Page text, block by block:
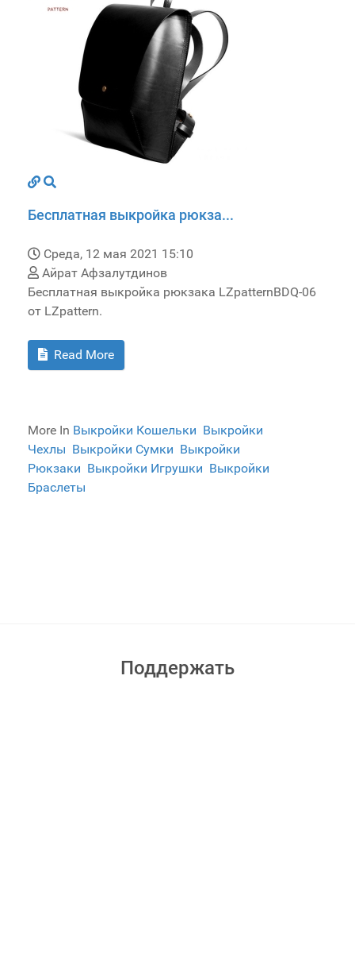
Бесплатная выкройка рюкза...
Среда, 12 мая 2021 15:10
Айрат Афзалутдинов
Бесплатная выкройка рюкзака LZpatternBDQ-06
от LZpattern.
Read More
More In Выкройки Кошельки Выкройки
Чехлы Выкройки Сумки Выкройки
Рюкзаки Выкройки Игрушки Выкройки
Браслеты
Поддержать